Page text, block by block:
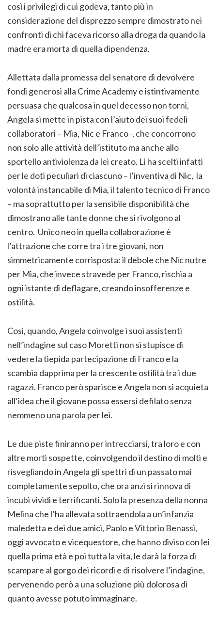
così i privilegi di cui godeva, tanto più in
considerazione del disprezzo sempre dimostrato nei
confronti di chi faceva ricorso alla droga da quando la
madre era morta di quella dipendenza.
Allettata dalla promessa del senatore di devolvere
fondi generosi alla Crime Academy e istintivamente
persuasa che qualcosa in quel decesso non torni,
Angela si mette in pista con l’aiuto dei suoi fedeli
collaboratori – Mia, Nic e Franco -, che concorrono
non solo alle attività dell’istituto ma anche allo
sportello antiviolenza da lei creato. Li ha scelti infatti
per le doti peculiari di ciascuno – l’inventiva di Nic, la
volontà instancabile di Mia, il talento tecnico di Franco
– ma soprattutto per la sensibile disponibilità che
dimostrano alle tante donne che si rivolgono al
centro. Unico neo in quella collaborazione è
l’attrazione che corre tra i tre giovani, non
simmetricamente corrisposta: il debole che Nic nutre
per Mia, che invece stravede per Franco, rischia a
ogni istante di deflagare, creando insofferenze e
ostilità.
Così, quando, Angela coinvolge i suoi assistenti
nell’indagine sul caso Moretti non si stupisce di
vedere la tiepida partecipazione di Franco e la
scambia dapprima per la crescente ostilità tra i due
ragazzi. Franco però sparisce e Angela non si acquieta
all’idea che il giovane possa essersi defilato senza
nemmeno una parola per lei.
Le due piste finiranno per intrecciarsi, tra loro e con
altre morti sospette, coinvolgendo il destino di molti e
risvegliando in Angela gli spettri di un passato mai
completamente sepolto, che ora anzi si rinnova di
incubi vividi e terrificanti. Solo la presenza della nonna
Melina che l’ha allevata sottraendola a un’infanzia
maledetta e dei due amici, Paolo e Vittorio Benassi,
oggi avvocato e vicequestore, che hanno diviso con lei
quella prima età e poi tutta la vita, le darà la forza di
scampare al gorgo dei ricordi e di risolvere l’indagine,
pervenendo però a una soluzione più dolorosa di
quanto avesse potuto immaginare.